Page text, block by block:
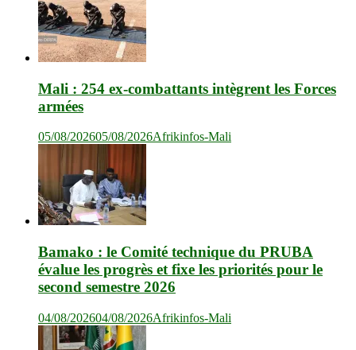
Mali : 254 ex-combattants intègrent les Forces
armées
05/08/202605/08/2026Afrikinfos-Mali
Bamako : le Comité technique du PRUBA
évalue les progrès et fixe les priorités pour le
second semestre 2026
04/08/202604/08/2026Afrikinfos-Mali